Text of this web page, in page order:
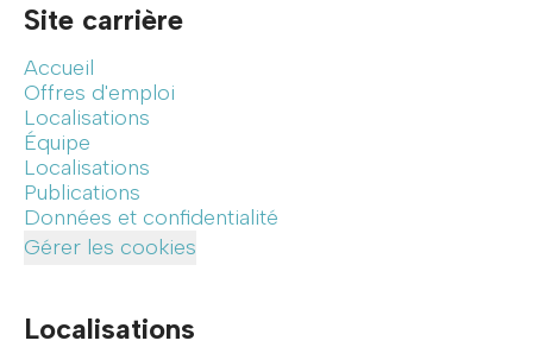
Site carrière
Accueil
Offres d'emploi
Localisations
Équipe
Localisations
Publications
Données et confidentialité
Gérer les cookies
Localisations